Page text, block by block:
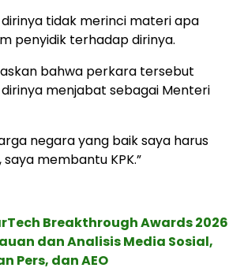
dirinya tidak merinci materi apa
penyidik terhadap dirinya.
bahwa perkara tersebut
menjabat sebagai Menteri
negara yang baik saya harus
membantu KPK.”
Breakthrough Awards 2026
dan Analisis Media Sosial,
Pers, dan AEO